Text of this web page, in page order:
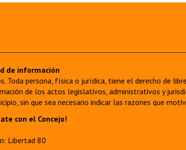
de información
Toda persona, física o jurídica, tiene el derecho de
de los actos legislativos, administrativos y
sin que sea necesario indicar las razones que
con el Concejo!
Libertad 80